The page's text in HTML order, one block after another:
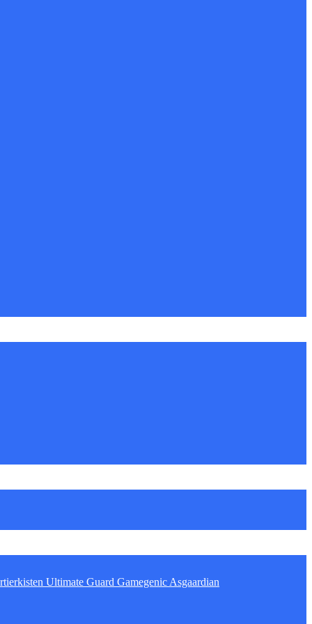
Ultimate Guard Gamegenic Asgaardian